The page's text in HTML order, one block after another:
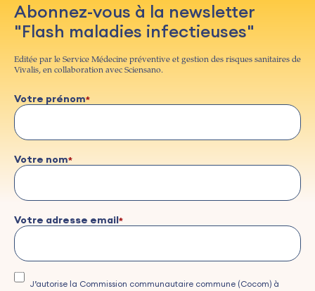
Abonnez-vous à la newsletter
"Flash maladies infectieuses"
Editée par le Service Médecine préventive et gestion des risques sanitaires de
Vivalis, en collaboration avec Sciensano.
Votre prénom
Votre nom
Votre adresse email
J’autorise la Commission communautaire commune (Cocom) à